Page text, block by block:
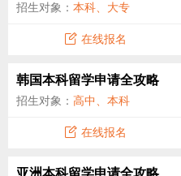
招生对象： 本科、大专
在线报名
韩国本科留学申请全攻略
招生对象： 高中、本科
在线报名
亚洲本科留学申请全攻略